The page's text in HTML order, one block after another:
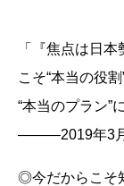
「『焦点は日
こそ“本当の役割
“本当のプラン”
―――2019年3月
◎今だからこそ